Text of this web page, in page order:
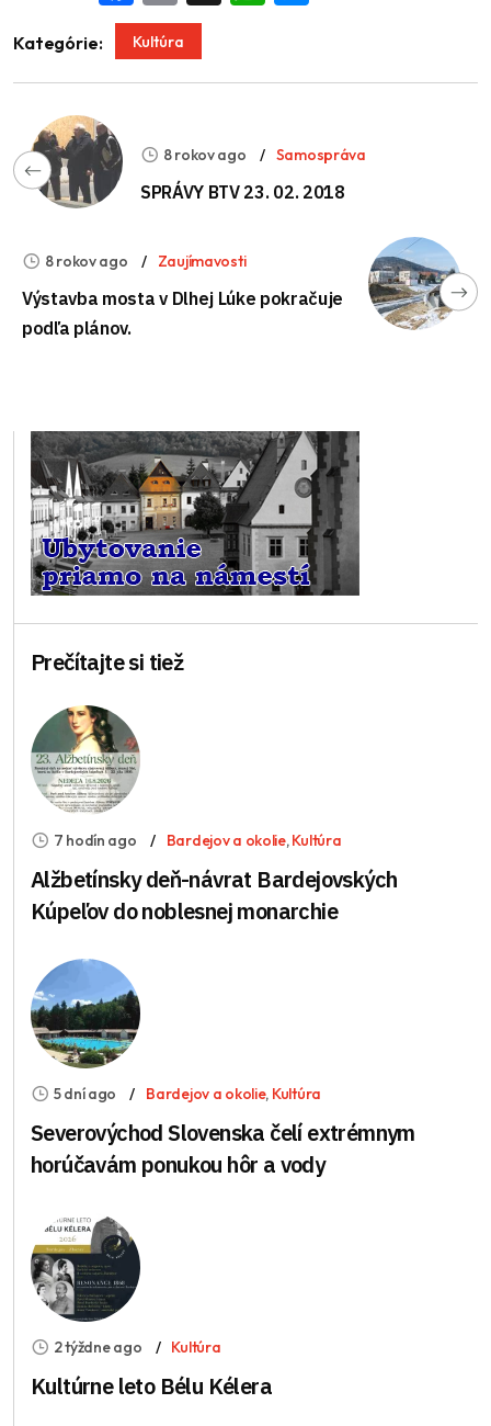
Kategórie: Kultúra
8 rokov ago Samospráva
SPRÁVY BTV 23. 02. 2018
8 rokov ago Zaujímavosti
Výstavba mosta v Dlhej Lúke pokračuje
podľa plánov.
Prečítajte si tiež
7 hodín ago Bardejov a okolie,Kultúra
Alžbetínsky deň-návrat Bardejovských
Kúpeľov do noblesnej monarchie
5 dní ago Bardejov a okolie, Kultúra
Severovýchod Slovenska čelí extrémnym
horúčavám ponukou hôr a vody
2 týždne ago Kultúra
Kultúrne leto Bélu Kélera